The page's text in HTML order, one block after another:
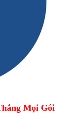
Mọi Gói